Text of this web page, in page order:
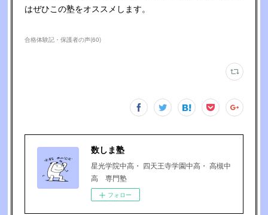
はぜひこの塾をオススメします。
合格体験記・保護者の声(60)
数しま塾
星光学院中高・ 四天王寺学園中高・ 高槻中
高 専門塾
フォロー